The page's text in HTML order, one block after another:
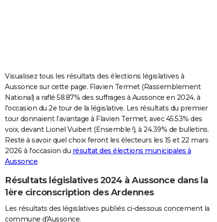
Carte de Noël
Carte Bonne année
Carte Saint-Valentin
Carte Pâques
Carte d'anniversaire
DICTIONNAIRE
Dictionnaire
Biographies
Citations
Expressions
Proverbes
PROGRAMME TV
COPAINS D'AVANT
S'inscrire
Se connecter
Lycées
Collèges
Primaires
Universités
Entreprises
Service militaire
Avis de recherche
AVIS DE DÉCÈS
Visualisez tous les résultats des élections législatives à
Aussonce sur cette page. Flavien Termet (Rassemblement
National) a raflé 58.87% des suffrages à Aussonce en 2024, à
l'occasion du 2e tour de la législative. Les résultats du premier
tour donnaient l’avantage à Flavien Termet, avec 45.53% des
voix, devant Lionel Vuibert (Ensemble !), à 24.39% de bulletins.
Reste à savoir quel choix feront les électeurs les 15 et 22 mars
2026 à l'occasion du résultat des élections municipales à
Aussonce.
Résultats législatives 2024 à Aussonce dans la
1ère circonscription des Ardennes
Les résultats des législatives publiés ci-dessous concernent la
commune d'Aussonce.